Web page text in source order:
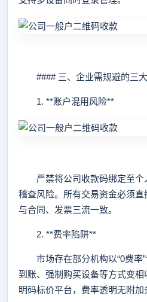
#### 三、企业需规避的三大
1. **账户混用风险**
严禁将公司收款码绑定至个
稽查风险。所有交易资金必须
与合同、发票三流一致。
2. **费率陷阱**
市场存在部分机构以“0费率”
到账、强制购买设备等方式变
明码标价平台，费率透明无附加